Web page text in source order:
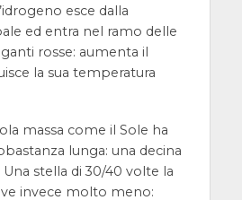
esce dalla
ed entra nel ramo delle
rosse: aumenta il
la sua temperatura
massa come il Sole ha
lunga: una decina
Una stella di 30/40 volte la
invece molto meno: